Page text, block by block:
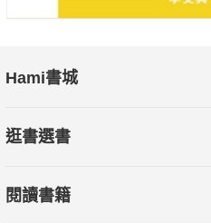
Hami書城
逛書選書
閱讀書籍